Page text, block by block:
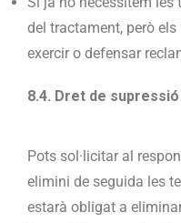
del tractament, però
exercir o defensar
8.4. Dret de supressió
Pots sol·licitar al
elimini de seguida les
estarà obligat a